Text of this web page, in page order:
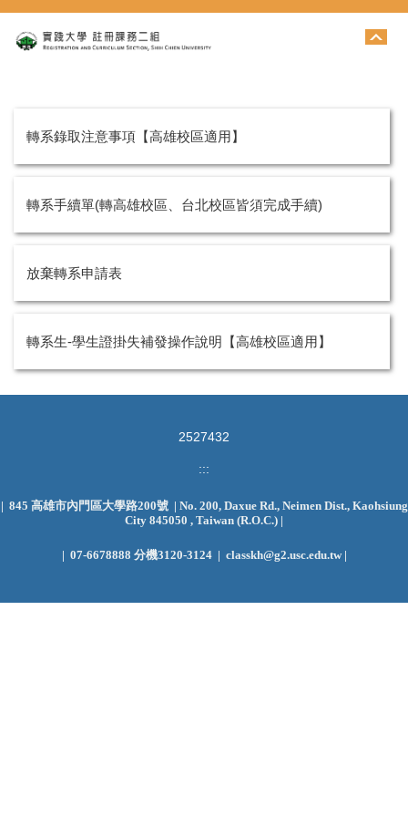
跳
到
主
轉系錄取注意事項【高雄校區適用】
轉系手續單(轉高雄校區、台北校區皆須完成手續)
放棄轉系申請表
轉系生-學生證掛失補發操作說明【高雄校區適用】
2527432
:::
| 845 高雄市內門區大學路200號 | No. 200, Daxue Rd., Neimen Dist., Kaohsiung
City 845050 , Taiwan (R.O.C.)
07-6678888 分機3120-3124 | classkh@g2.usc.edu.tw |